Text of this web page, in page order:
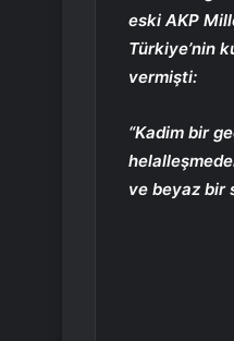
eski AKP
Türkiye’nin
vermişti:
“Kadim bir
ve beyaz bir